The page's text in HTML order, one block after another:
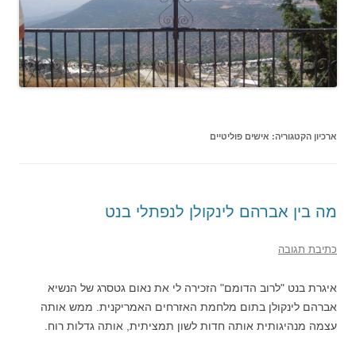
ארכיון הקטגוריה: אישים פוליטיים
מה בין אברהם לינקולן לנפתלי בנט
כתיבת תגובה
איגרת בנט "לרוב הדומם" הזכירה לי את נאום גטסרג של הנשיא
אברהם לינקולן בתום מלחמת האזרחים האמריקנית. ממש אותה
עצמה מנהיגותית אותה חדות לשון תמציתית, אותה גדלות רוח.